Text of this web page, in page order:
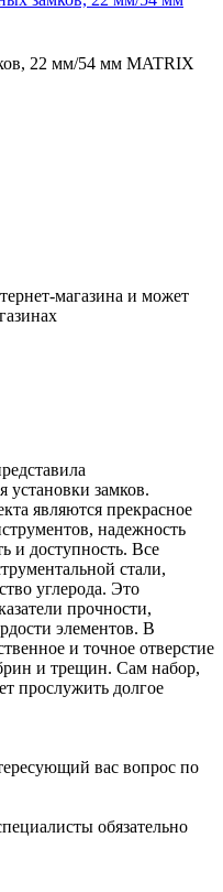
22 мм/54 мм MATRIX
магазина и может
установки замков.
являются прекрасное
надежность
и доступность. Все
стали,
углерода. Это
прочности,
элементов. В
и точное отверстие
и трещин. Сам набор,
прослужить долгое
вас вопрос по
обязательно